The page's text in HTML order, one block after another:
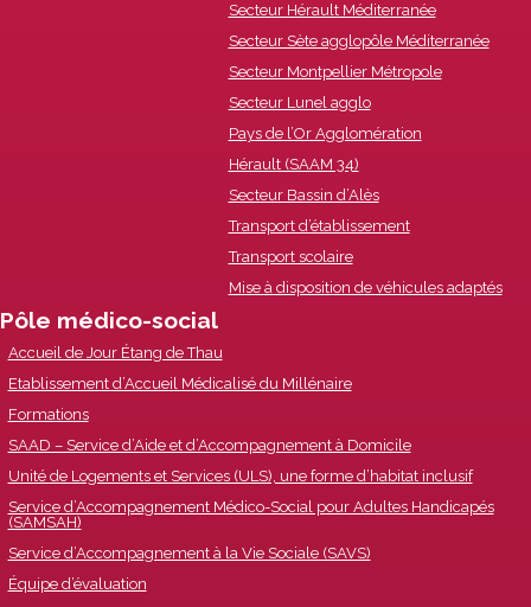
Secteur Hérault Méditerranée
Secteur Sète agglopôle Méditerranée
Secteur Montpellier Métropole
Secteur Lunel agglo
Pays de l’Or Agglomération
Hérault (SAAM 34)
Secteur Bassin d’Alès
Transport d’établissement
Transport scolaire
Mise à disposition de véhicules adaptés
Pôle médico-social
Accueil de Jour Étang de Thau
Etablissement d’Accueil Médicalisé du Millénaire
Formations
SAAD – Service d’Aide et d’Accompagnement à Domicile
Unité de Logements et Services (ULS), une forme d’habitat inclusif
Service d’Accompagnement Médico-Social pour Adultes Handicapés
(SAMSAH)
Service d’Accompagnement à la Vie Sociale (SAVS)
Équipe d’évaluation